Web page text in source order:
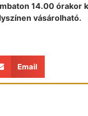
14.00 órakor
vásárolható.
Email